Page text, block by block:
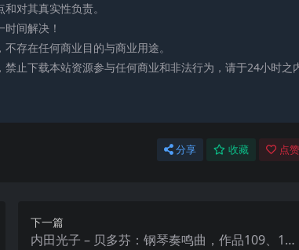
对其真实性负责。
间解决！
存在任何商业目的与商业用途。
止下载本站资源参与任何商业和非法行为，请于24小时之
分享 收藏 点
下一篇
内田光子 – 贝多芬：钢琴奏鸣曲，作品109、11